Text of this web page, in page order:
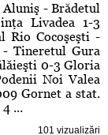
Aluniş - Brădetul
Livadea 1-3
Rio Cocoşeşti -
- Tineretul Gura
0-3 Gloria
Noi Valea
Gornet a stat.
...
101 vizualizări